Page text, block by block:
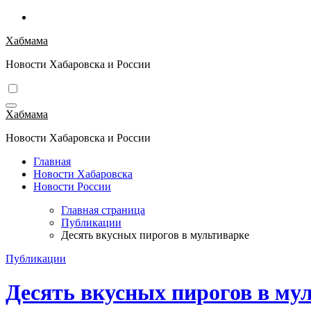
Перейти
содержимому
Хабмама
Новости Хабаровска и России
Хабмама
Новости Хабаровска и России
Главная
Новости Хабаровска
Новости России
Главная страница
Публикации
Десять вкусных пирогов в мультиварке
Публикации
Десять вкусных пирогов в